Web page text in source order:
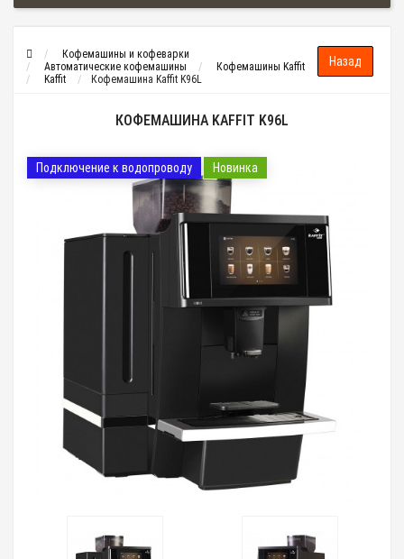
Кофемашины и кофеварки
Автоматические кофемашины
Кофемашины Kaffit
Kaffit
Кофемашина Kaffit K96L
КОФЕМАШИНА KAFFIT K96L
Подключение к водопроводу Новинка